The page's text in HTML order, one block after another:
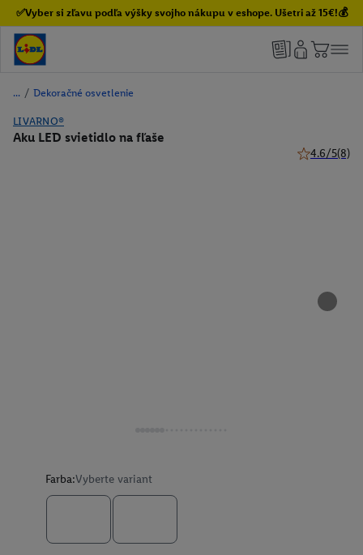
✅Vyber si zľavu podľa výšky svojho nákupu v eshope. Ušetri až 15€!💰
/ Dekoračné osvetlenie
LIVARNO®
Aku LED svietidlo na fľaše
4.6/5(8)
Farba:Vyberte variant